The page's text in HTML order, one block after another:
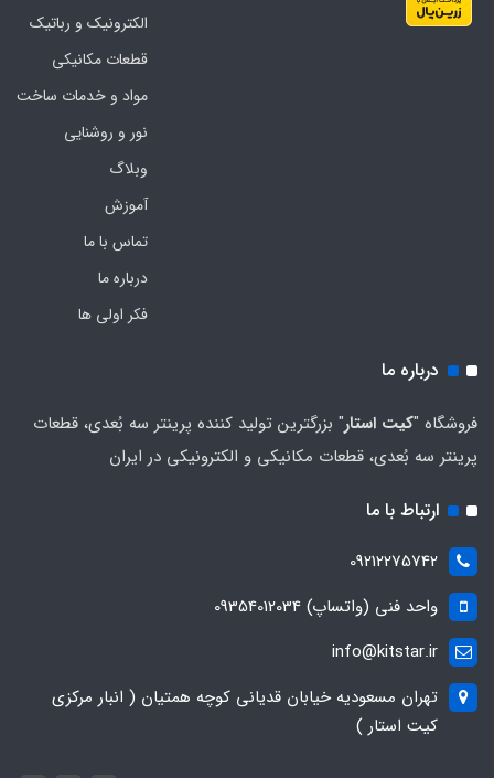
الکترونیک و رباتیک
قطعات مکانیکی
مواد و خدمات ساخت
نور و روشنایی
وبلاگ
آموزش
تماس با ما
درباره ما
فکر اولی ها
درباره ما
فروشگاه "کیت استار" بزرگترین تولید کننده پرینتر سه بُعدی، قطعات
پرینتر سه بُعدی، قطعات مکانیکی و الکترونیکی در ایران
ارتباط با ما
09212275742
واحد فنی (واتساپ) 09354012034
info@kitstar.ir
تهران مسعودیه خیابان قدیانی کوچه همتیان ( انبار مرکزی
کیت استار )